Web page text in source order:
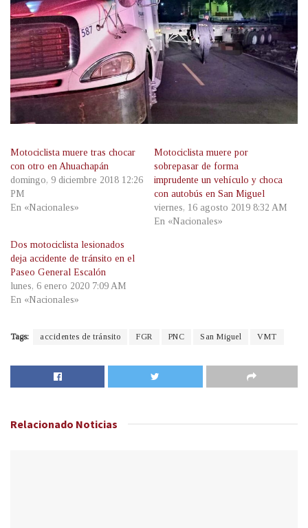
Motociclista muere tras chocar
con otro en Ahuachapán
domingo, 9 diciembre 2018 12:26
PM
En «Nacionales»
Motociclista muere por
sobrepasar de forma
imprudente un vehículo y choca
con autobús en San Miguel
viernes, 16 agosto 2019 8:32 AM
En «Nacionales»
Dos motociclista lesionados
deja accidente de tránsito en el
Paseo General Escalón
lunes, 6 enero 2020 7:09 AM
En «Nacionales»
Tags: accidentes de tránsito FGR PNC San Miguel VMT
Relacionado Noticias